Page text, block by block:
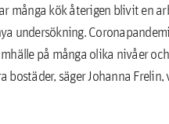
många kök återigen blivit en
undersökning.
på många olika nivåer
bostäder, säger Johanna Frelin,